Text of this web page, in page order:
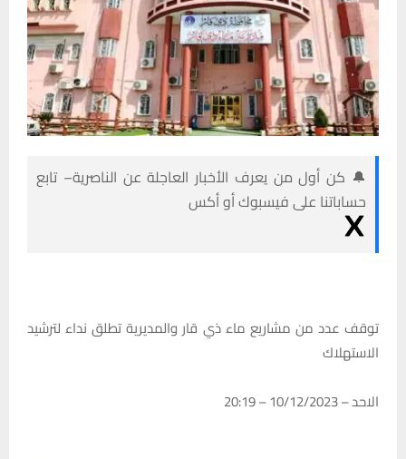
🔔 كن أول من يعرف الأخبار العاجلة عن الناصرية– تابع
حساباتنا على فيسبوك أو أكس
توقف عدد من مشاريع ماء ذي قار والمديرية تطلق نداء لترشيد
الاستهلاك
الاحد – 10/12/2023 – 20:19